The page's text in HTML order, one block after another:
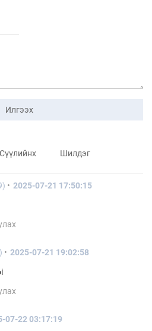
Илгээх
Сүүлийнх Шилдэг
2025-07-21 17:50:15
2025-07-21 19:02:58
07-22 03:17:19